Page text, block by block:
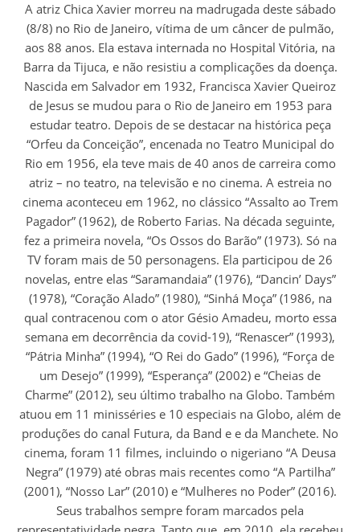
A atriz Chica Xavier morreu na madrugada deste sábado
(8/8) no Rio de Janeiro, vítima de um câncer de pulmão,
aos 88 anos. Ela estava internada no Hospital Vitória, na
Barra da Tijuca, e não resistiu a complicações da doença.
Nascida em Salvador em 1932, Francisca Xavier Queiroz
de Jesus se mudou para o Rio de Janeiro em 1953 para
estudar teatro. Depois de se destacar na histórica peça
“Orfeu da Conceição”, encenada no Teatro Municipal do
Rio em 1956, ela teve mais de 40 anos de carreira como
atriz – no teatro, na televisão e no cinema. A estreia no
cinema aconteceu em 1962, no clássico “Assalto ao Trem
Pagador” (1962), de Roberto Farias. Na década seguinte,
fez a primeira novela, “Os Ossos do Barão” (1973). Só na
TV foram mais de 50 personagens. Ela participou de 26
novelas, entre elas “Saramandaia” (1976), “Dancin’ Days”
(1978), “Coração Alado” (1980), “Sinhá Moça” (1986, na
qual contracenou com o ator Gésio Amadeu, morto essa
semana em decorrência da covid-19), “Renascer” (1993),
“Pátria Minha” (1994), “O Rei do Gado” (1996), “Força de
um Desejo” (1999), “Esperança” (2002) e “Cheias de
Charme” (2012), seu último trabalho na Globo. Também
atuou em 11 minisséries e 10 especiais na Globo, além de
produções do canal Futura, da Band e e da Manchete. No
cinema, foram 11 filmes, incluindo o nigeriano “A Deusa
Negra” (1979) até obras mais recentes como “A Partilha”
(2001), “Nosso Lar” (2010) e “Mulheres no Poder” (2016).
Seus trabalhos sempre foram marcados pela